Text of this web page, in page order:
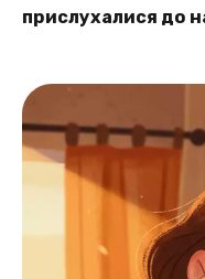
прислухалися до